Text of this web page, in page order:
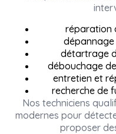
réparation
dépannage
détartrage
débouchage
entretien et
recherche de
Nos techniciens
modernes pour
proposer